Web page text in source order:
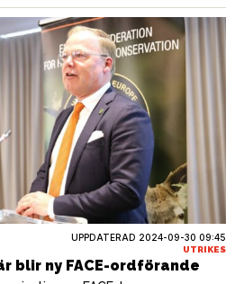
UPPDATERAD 2024-09-30 09:45
UTRIKES
blir ny FACE-ordförande